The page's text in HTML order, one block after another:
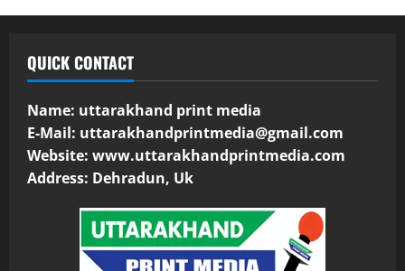
QUICK CONTACT
Name: uttarakhand print media
E-Mail: uttarakhandprintmedia@gmail.com
Website: www.uttarakhandprintmedia.com
Address: Dehradun, Uk